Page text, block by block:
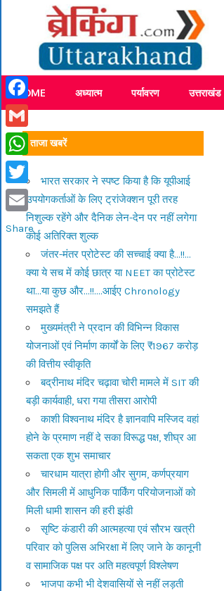
content
Breaking News Uttarakhand
HOME अध्यात्म पर्यावरण उत्तराखंड
ताजा खबरें
भारत सरकार ने स्पष्ट किया है कि यूपीआई
उपयोगकर्ताओं के लिए ट्रांजेक्शन पूरी तरह
निशुल्क रहेंगे और दैनिक लेन-देन पर नहीं लगेगा
कोई अतिरिक्त शुल्क
जंतर-मंतर प्रोटेस्ट की सच्चाई क्या है…!!…
क्या ये सच में कोई छात्र या NEET का प्रोटेस्ट
था…या कुछ और…!!….आईए Chronology
समझते हैं
मुख्यमंत्री ने प्रदान की विभिन्न विकास
योजनाओं एवं निर्माण कार्यों के लिए ₹1967 करोड़
की वित्तीय स्वीकृति
बद्रीनाथ मंदिर चढ़ावा चोरी मामले में SIT की
बड़ी कार्यवाही, धरा गया तीसरा आरोपी
काशी विश्वनाथ मंदिर है ज्ञानवापि मस्जिद वहां
होने के प्रमाण नहीं दे सका विरूद्ध पक्ष, शीघ्र आ
सकता एक शुभ समाचार
चारधाम यात्रा होगी और सुगम, कर्णप्रयाग
और सिमली में आधुनिक पार्किंग परियोजनाओं को
मिली धामी शासन की हरी झंडी
सृष्टि कंडारी की आत्महत्या एवं सौरभ खत्री
परिवार को पुलिस अभिरक्षा में लिए जाने के कानूनी
व सामाजिक पक्ष पर अति महत्वपूर्ण विश्लेषण
भाजपा कभी भी देशवासियों से नहीं लड़ती
Facebook
Gmail
WhatsApp
Twitter
Email
Share